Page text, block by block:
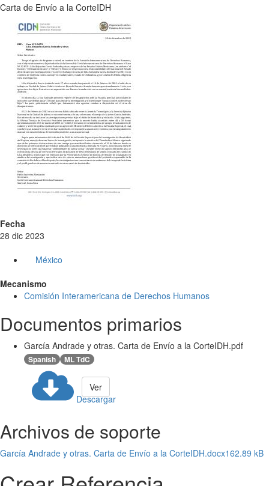
Carta de Envío a la CorteIDH
Fecha
28 dic 2023
México
Mecanismo
Comisión Interamericana de Derechos Humanos
Documentos primarios
García Andrade y otras. Carta de Envío a la CorteIDH.pdf
Spanish ML TdC
Descargar
Ver
Archivos de soporte
García Andrade y otras. Carta de Envío a la CorteIDH.docx162.89 kB